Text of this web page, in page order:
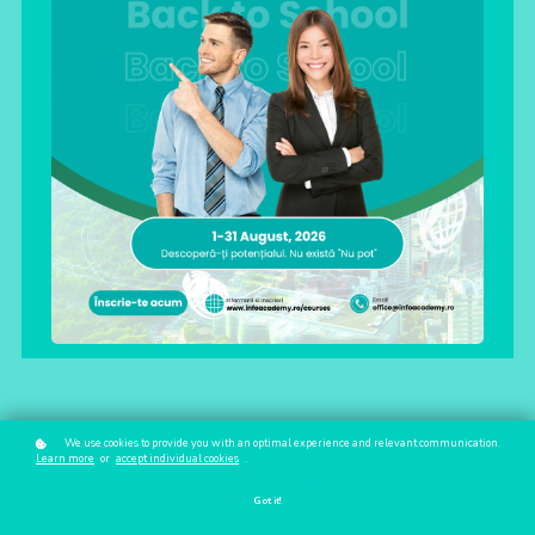
Sunt necesare cunoștințe normale de utilizare a computerului.
Ce vei învăța?
La sfârșitul cursului, în funcție de efortul depus, poți să
lucrezi în orice job de programator JavaScript Junior.
Agenda cursului?
Puteți descărca curricula cursului accesând următorul link:
Programator JavaScript- curricula
We use cookies to provide you with an optimal experience and relevant communication.
Learn more or accept individual cookies .
Got it!